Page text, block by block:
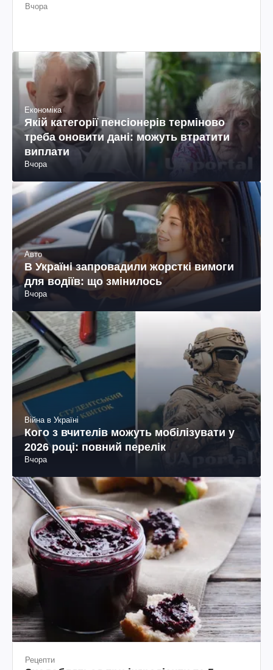
Вчора
Економіка
Якій категорії пенсіонерів терміново
треба оновити дані: можуть втратити
виплати
Вчора
Авто
В Україні запровадили жорсткі вимоги
для водіїв: що змінилось
Вчора
Війна в Україні
Кого з вчителів можуть мобілізувати у
2026 році: повний перелік
Вчора
Рецепти